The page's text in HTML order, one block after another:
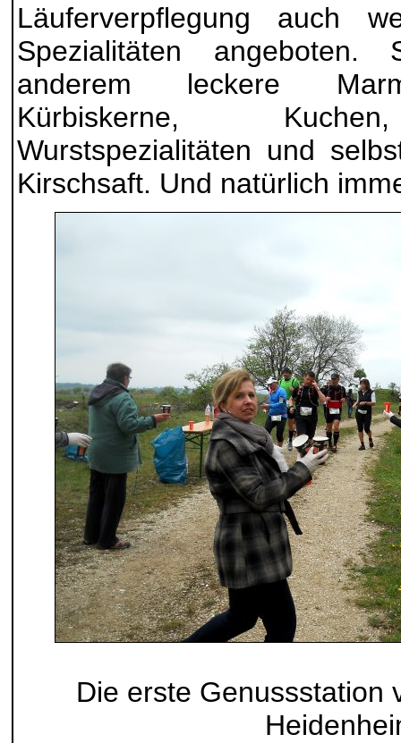
Läuferverpflegung auch
Spezialitäten
anderem leckere
Kürbiskerne,
Wurstspezialitäten und
Kirschsaft. Und natürlich
Die erste Genussstation